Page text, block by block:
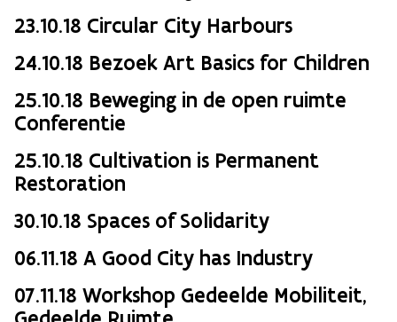
23.10.18 Circular City Harbours
24.10.18 Bezoek Art Basics for Children
25.10.18 Beweging in de open ruimte
Conferentie
25.10.18 Cultivation is Permanent
Restoration
30.10.18 Spaces of Solidarity
06.11.18 A Good City has Industry
07.11.18 Workshop Gedeelde Mobiliteit,